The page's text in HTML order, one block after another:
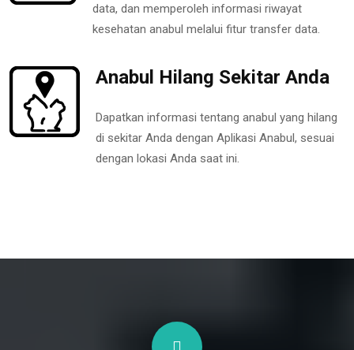
data, dan memperoleh informasi riwayat
kesehatan anabul melalui fitur transfer data.
Anabul Hilang Sekitar Anda
Dapatkan informasi tentang anabul yang hilang
di sekitar Anda dengan Aplikasi Anabul, sesuai
dengan lokasi Anda saat ini.